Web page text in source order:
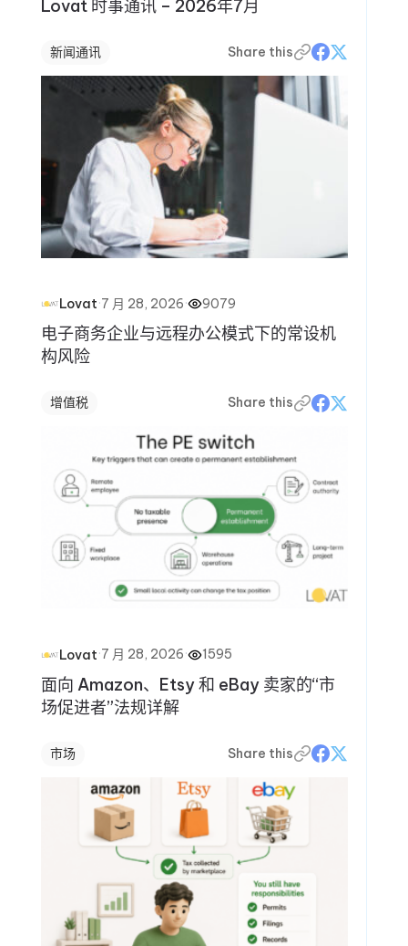
Lovat 时事通讯 – 2026年7月
新闻通讯 Share this
Lovat·7 月 28, 2026· 9079
电子商务企业与远程办公模式下的常设机
构风险
增值税 Share this
Lovat·7 月 28, 2026· 1595
面向 Amazon、Etsy 和 eBay 卖家的“市
场促进者”法规详解
市场 Share this